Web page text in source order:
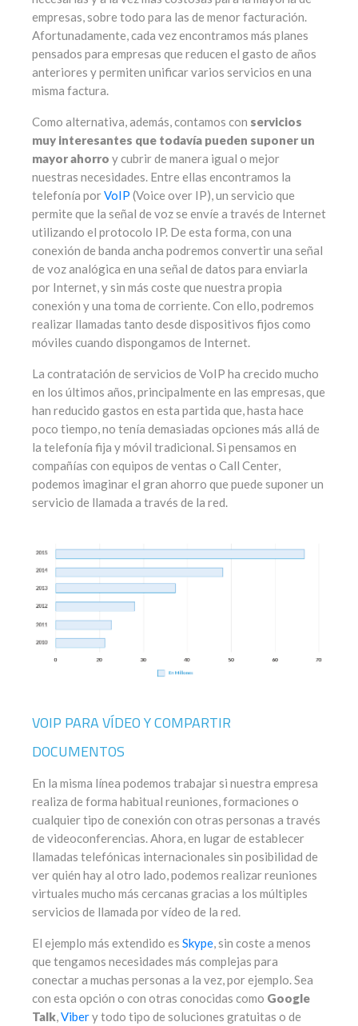
empresas, sobre todo para las de menor facturación.
Afortunadamente, cada vez encontramos más planes
pensados para empresas que reducen el gasto de años
anteriores y permiten unificar varios servicios en una
misma factura.
Como alternativa, además, contamos con servicios
muy interesantes que todavía pueden suponer un
mayor ahorro y cubrir de manera igual o mejor
nuestras necesidades. Entre ellas encontramos la
telefonía porVoIP (Voice over IP), un servicio que
permite que la señal de voz se envíe a través de Internet
utilizando el protocolo IP. De esta forma, con una
conexión de banda ancha podremos convertir una señal
de voz analógica en una señal de datos para enviarla
por Internet, y sin más coste que nuestra propia
conexión y una toma de corriente. Con ello, podremos
realizar llamadas tanto desde dispositivos fijos como
móviles cuando dispongamos de Internet.
La contratación de servicios de VoIP ha crecido mucho
en los últimos años, principalmente en las empresas, que
han reducido gastos en esta partida que, hasta hace
poco tiempo, no tenía demasiadas opciones más allá de
la telefonía fija y móvil tradicional. Si pensamos en
compañías con equipos de ventas o Call Center,
podemos imaginar el gran ahorro que puede suponer un
servicio de llamada a través de la red.
VOIP PARA VÍDEO Y COMPARTIR
DOCUMENTOS
En la misma línea podemos trabajar si nuestra empresa
realiza de forma habitual reuniones, formaciones o
cualquier tipo de conexión con otras personas a través
de videoconferencias. Ahora, en lugar de establecer
llamadas telefónicas internacionales sin posibilidad de
ver quién hay al otro lado, podemos realizar reuniones
virtuales mucho más cercanas gracias a los múltiples
servicios de llamada por vídeo de la red.
El ejemplo más extendido es Skype, sin coste a menos
que tengamos necesidades más complejas para
conectar a muchas personas a la vez, por ejemplo. Sea
con esta opción o con otras conocidas como Google
Talk,Vibery todo tipo de soluciones gratuitas o de